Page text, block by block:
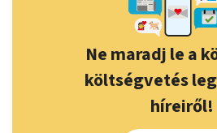
Ne maradj le a
költségvetés
híreiről!